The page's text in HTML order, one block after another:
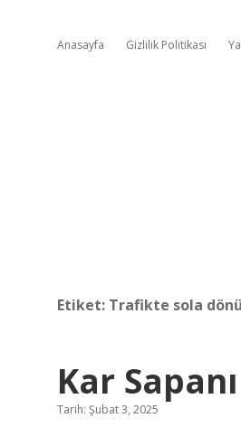
Anasayfa Gizlilik Politikası
Etiket: Trafikte sola
Kar
Tarih: Şubat 3, 2025